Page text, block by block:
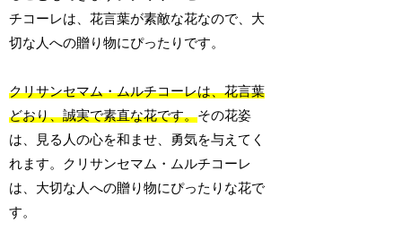
チコーレは、花言葉が素敵な花なので、大
切な人への贈り物にぴったりです。
クリサンセマム・ムルチコーレは、花言葉
どおり、誠実で素直な花です。その花姿
は、見る人の心を和ませ、勇気を与えてく
れます。クリサンセマム・ムルチコーレ
は、大切な人への贈り物にぴったりな花で
す。